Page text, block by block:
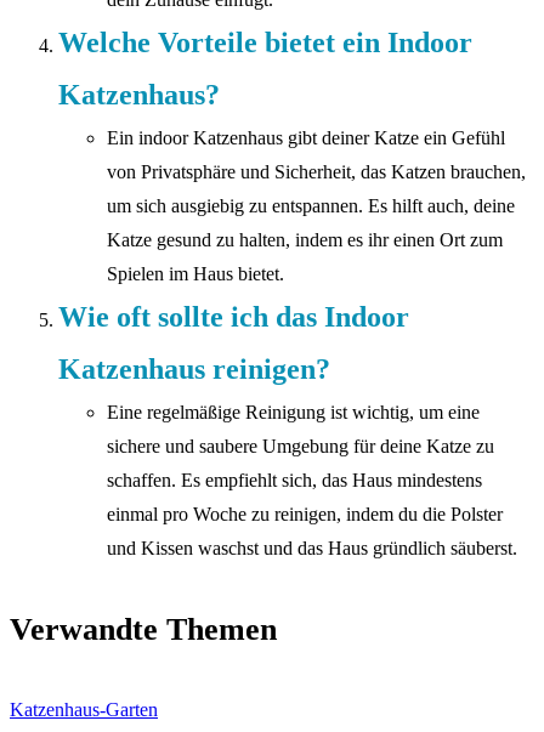
Welche Vorteile bietet ein Indoor
Katzenhaus?
Ein indoor Katzenhaus gibt deiner Katze ein Gefühl
von Privatsphäre und Sicherheit, das Katzen brauchen,
um sich ausgiebig zu entspannen. Es hilft auch, deine
Katze gesund zu halten, indem es ihr einen Ort zum
Spielen im Haus bietet.
Wie oft sollte ich das Indoor
Katzenhaus reinigen?
Eine regelmäßige Reinigung ist wichtig, um eine
sichere und saubere Umgebung für deine Katze zu
schaffen. Es empfiehlt sich, das Haus mindestens
einmal pro Woche zu reinigen, indem du die Polster
und Kissen waschst und das Haus gründlich säuberst.
Verwandte Themen
Katzenhaus-Garten